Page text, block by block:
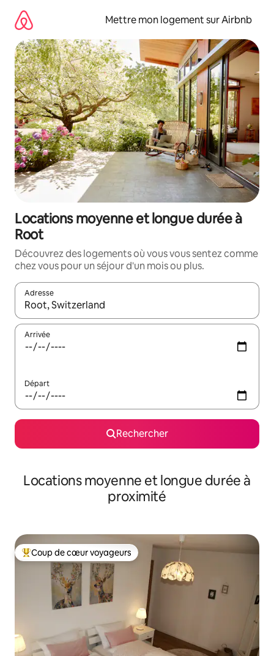
directement
contenu
Mettre mon logement sur Airbnb
Locations moyenne et longue durée à
Root
Découvrez des logements où vous vous sentez comme
chez vous pour un séjour d'un mois ou plus.
Adresse
Lorsque les résultats s'affichent, utilisez les flèches vers le
Arrivée
Départ
Rechercher
Locations moyenne et longue durée à
proximité
Coups de cœur voyageurs les plus appréciés
Coup de cœur voyageurs